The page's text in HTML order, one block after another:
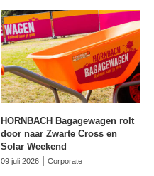
HORNBACH Bagagewagen rolt
door naar Zwarte Cross en
Solar Weekend
09 juli 2026 | Corporate